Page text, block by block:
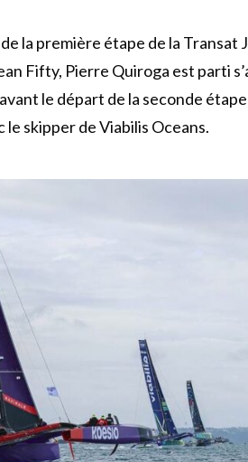
la première étape de la Transat
Fifty, Pierre Quiroga est parti
le départ de la seconde
skipper de Viabilis Oceans.